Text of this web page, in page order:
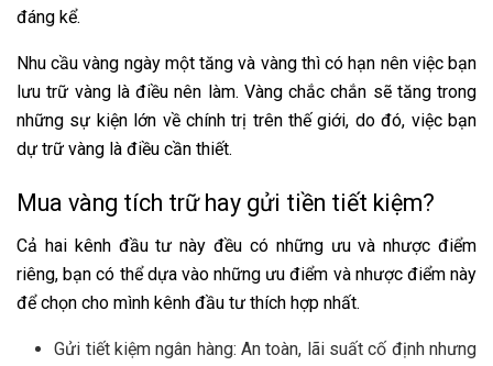
đáng kể.
Nhu cầu vàng ngày một tăng và vàng thì có hạn nên việc bạn
lưu trữ vàng là điều nên làm. Vàng chắc chắn sẽ tăng trong
những sự kiện lớn về chính trị trên thế giới, do đó, việc bạn
dự trữ vàng là điều cần thiết.
Mua vàng tích trữ hay gửi tiền tiết kiệm?
Cả hai kênh đầu tư này đều có những ưu và nhược điểm
riêng, bạn có thể dựa vào những ưu điểm và nhược điểm này
để chọn cho mình kênh đầu tư thích hợp nhất.
Gửi tiết kiệm ngân hàng: An toàn, lãi suất cố định nhưng